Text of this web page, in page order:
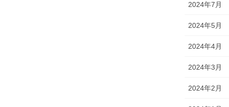
2024年7月
2024年5月
2024年4月
2024年3月
2024年2月